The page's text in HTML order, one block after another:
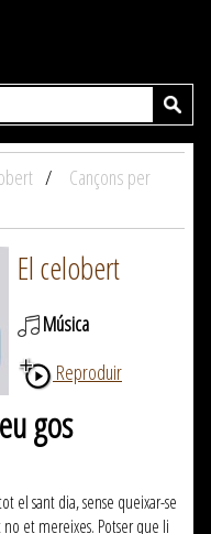
Cançons per
El celobert
Música
Reproduir
gos
el sant dia, sense queixar-se
et mereixes. Potser que li